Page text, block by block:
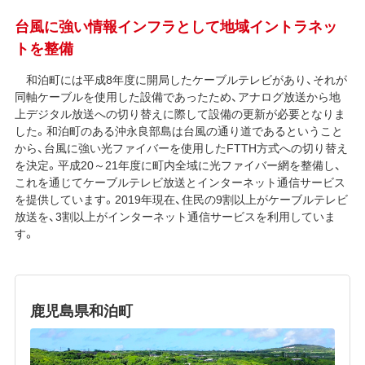
台風に強い情報インフラとして地域イントラネッ
トを整備
和泊町には平成8年度に開局したケーブルテレビがあり、それが
同軸ケーブルを使用した設備であったため、アナログ放送から地
上デジタル放送への切り替えに際して設備の更新が必要となりま
した。和泊町のある沖永良部島は台風の通り道であるということ
から、台風に強い光ファイバーを使用したFTTH方式への切り替え
を決定。平成20～21年度に町内全域に光ファイバー網を整備し、
これを通じてケーブルテレビ放送とインターネット通信サービス
を提供しています。2019年現在、住民の9割以上がケーブルテレビ
放送を、3割以上がインターネット通信サービスを利用していま
す。
鹿児島県和泊町